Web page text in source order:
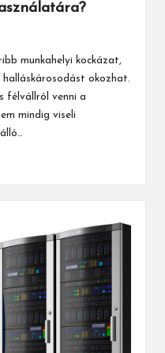
munkahelyi kockázat,
okozhat.
félvállról venni a
mindig viseli